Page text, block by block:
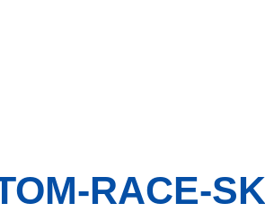
RACE-